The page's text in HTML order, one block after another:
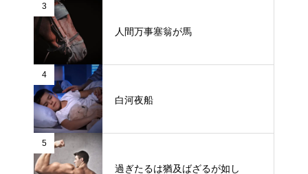
3
人間万事塞翁が馬
4
白河夜船
5
過ぎたるは猶及ばざるが如し